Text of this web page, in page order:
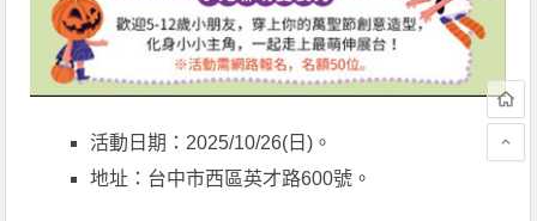
活動日期：2025/10/26(日)。
地址：台中市西區英才路600號。